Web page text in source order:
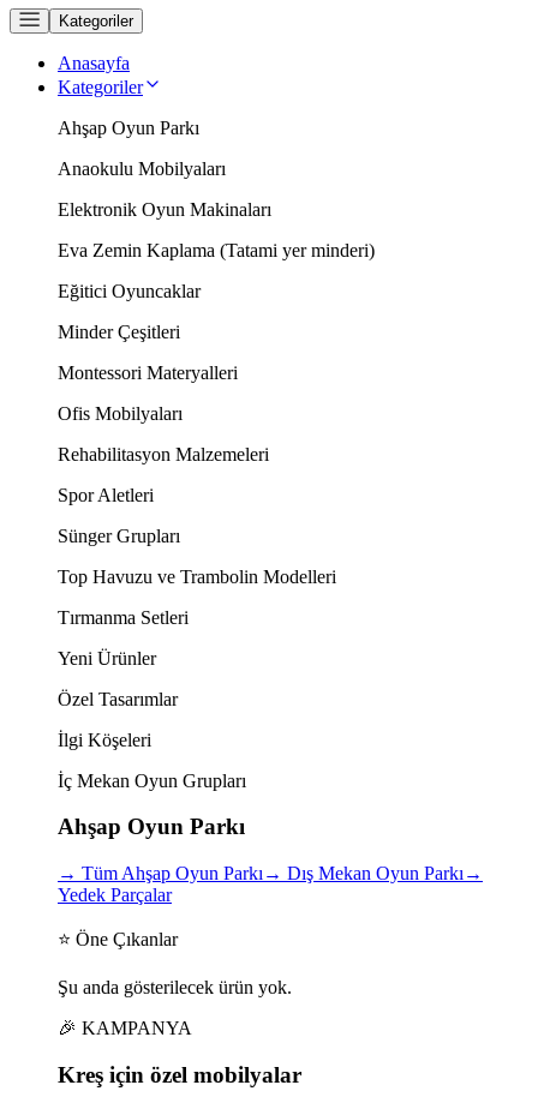
Kategoriler
Anasayfa
Kategoriler
Ahşap Oyun Parkı
Anaokulu Mobilyaları
Elektronik Oyun Makinaları
Eva Zemin Kaplama (Tatami yer minderi)
Eğitici Oyuncaklar
Minder Çeşitleri
Montessori Materyalleri
Ofis Mobilyaları
Rehabilitasyon Malzemeleri
Spor Aletleri
Sünger Grupları
Top Havuzu ve Trambolin Modelleri
Tırmanma Setleri
Yeni Ürünler
Özel Tasarımlar
İlgi Köşeleri
İç Mekan Oyun Grupları
Ahşap Oyun Parkı
→ Tüm Ahşap Oyun Parkı → Dış Mekan Oyun Parkı →
Yedek Parçalar
⭐ Öne Çıkanlar
Şu anda gösterilecek ürün yok.
🎉 KAMPANYA
Kreş için özel mobilyalar